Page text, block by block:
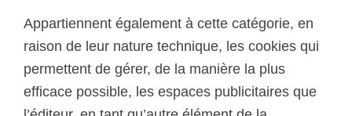
Appartiennent également à cette catégorie, en
raison de leur nature technique, les cookies qui
permettent de gérer, de la manière la plus
efficace possible, les espaces publicitaires que